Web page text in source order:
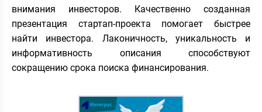
внимания инвесторов. Качественно созданная
презентация стартап-проекта помогает быстрее
найти инвестора. Лаконичность, уникальность и
информативность описания способствуют
сокращению срока поиска финансирования.